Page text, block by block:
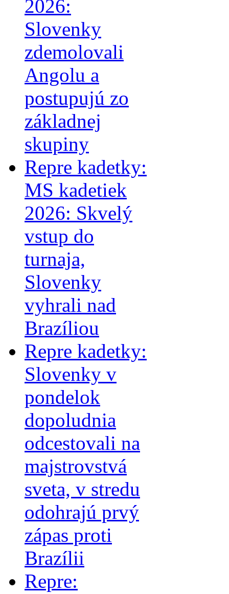
2026:
Slovenky
zdemolovali
Angolu a
postupujú zo
základnej
skupiny
Repre kadetky:
MS kadetiek
2026: Skvelý
vstup do
turnaja,
Slovenky
vyhrali nad
Brazíliou
Repre kadetky:
Slovenky v
pondelok
dopoludnia
odcestovali na
majstrovstvá
sveta, v stredu
odohrajú prvý
zápas proti
Brazílii
Repre: